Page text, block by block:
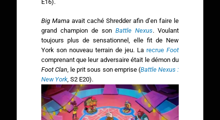
E16).
Big Mama avait caché Shredder afin d’en faire le
grand champion de sonBattle Nexus. Voulant
toujours plus de sensationnel, elle fit de New
York son nouveau terrain de jeu. LarecrueFoot
comprenant que leur adversaire était le démon du
Foot Clan, le prit sous son emprise (Battle Nexus :
New York, S2 E20).